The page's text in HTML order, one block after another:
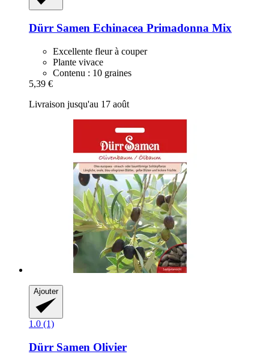
Dürr Samen Echinacea Primadonna Mix
Excellente fleur à couper
Plante vivace
Contenu : 10 graines
5,39 €
Livraison jusqu'au 17 août
Ajouter
1.0 (1)
Dürr Samen Olivier